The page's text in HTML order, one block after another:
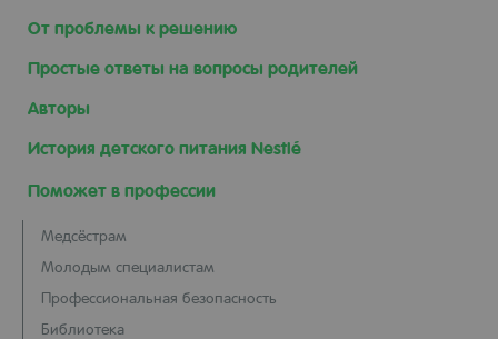
От проблемы к решению
Простые ответы на вопросы родителей
Авторы
История детского питания Nestlé
Поможет в профессии
Медсёстрам
Молодым специалистам
Профессиональная безопасность
Библиотека